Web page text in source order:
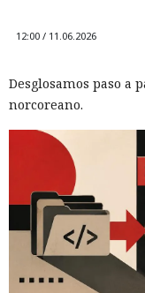
12:00 / 11.06.2026
Desglosamos paso a
norcoreano.